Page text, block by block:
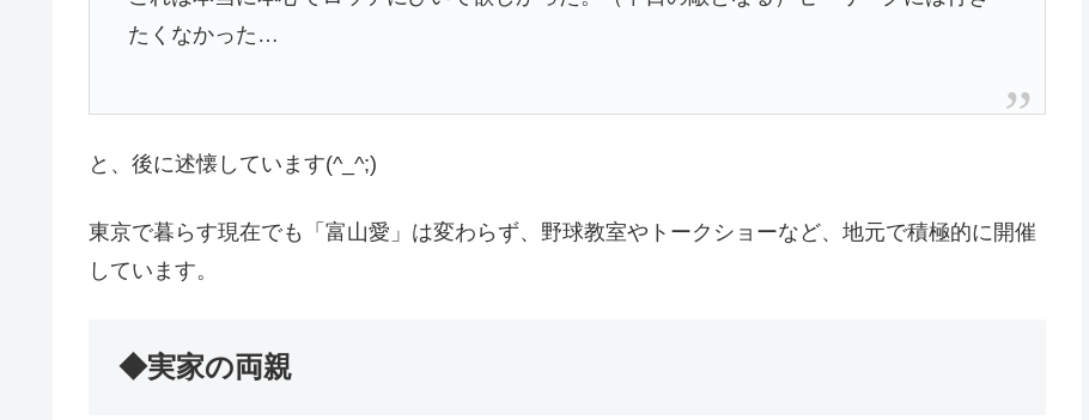
たくなかった…
と、後に述懐しています(^_^;)
東京で暮らす現在でも「富山愛」は変わらず、野球教室やトークショーなど、地元で積極的に開催
しています。
◆実家の両親